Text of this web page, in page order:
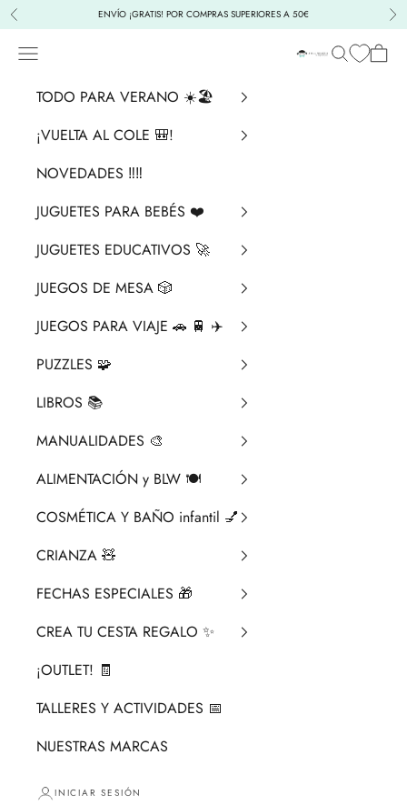
Ir al contenido
Anterior ENVÍO ¡GRATIS! POR COMPRAS SUPERIORES A 50€
La Chata
Menú BuscarCesta
TODO PARA VERANO ☀️🏖️
¡VUELTA AL COLE 🎒!
NOVEDADES ‼️​‼️​
JUGUETES PARA BEBÉS ❤️​
JUGUETES EDUCATIVOS 🚀
JUEGOS DE MESA 🎲
JUEGOS PARA VIAJE 🚗 🚆 ✈️
PUZZLES 🧩
LIBROS 📚​
MANUALIDADES 🎨​
ALIMENTACIÓN y BLW 🍽️
COSMÉTICA Y BAÑO infantil 💅
CRIANZA ​🧸​
FECHAS ESPECIALES 🎁
CREA TU CESTA REGALO ✨
¡OUTLET! 🧾
TALLERES Y ACTIVIDADES 📅
NUESTRAS MARCAS
INICIAR SESIÓN